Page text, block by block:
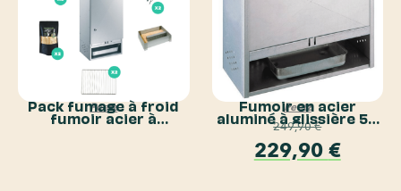
Peetz
Pack fumage à froid
fumoir acier à
charnières 85 Peetz
Peetz
Fumoir en acier
aluminé à glissière 50
cm Peetz
249,90€
229,90 €